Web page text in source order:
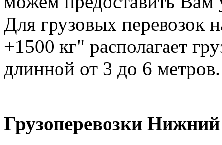
Для грузовых перевозок
+1500 кг" располагает
длинной от 3 до 6 метров.
Грузоперевозки